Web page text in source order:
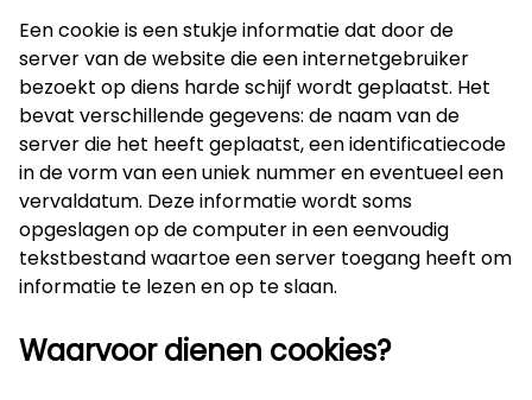
Een cookie is een stukje informatie dat door de
server van de website die een internetgebruiker
bezoekt op diens harde schijf wordt geplaatst. Het
bevat verschillende gegevens: de naam van de
server die het heeft geplaatst, een identificatiecode
in de vorm van een uniek nummer en eventueel een
vervaldatum. Deze informatie wordt soms
opgeslagen op de computer in een eenvoudig
tekstbestand waartoe een server toegang heeft om
informatie te lezen en op te slaan.
Waarvoor dienen cookies?